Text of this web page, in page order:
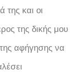
της και οι
της δικής μου
αφήγησης να